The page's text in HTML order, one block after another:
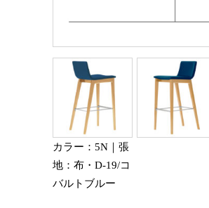
カラー：5N｜張
地：布・D-19/コ
バルトブルー